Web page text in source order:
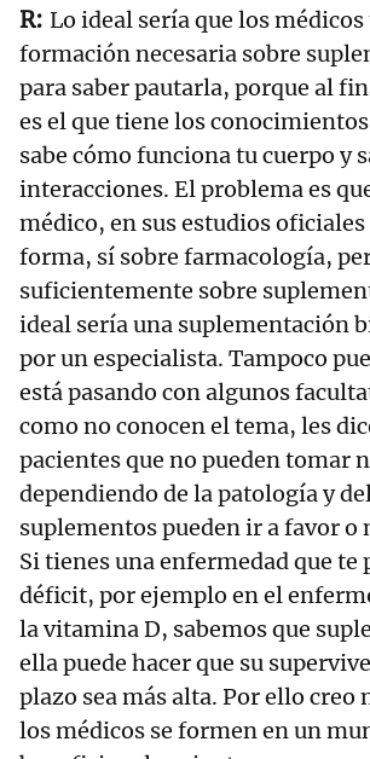
Lo ideal sería que los
formación necesaria sobre
para saber pautarla, porque al
es el que tiene los
sabe cómo funciona tu cuerpo y
interacciones. El problema es
médico, en sus estudios oficiales
forma, sí sobre farmacología,
suficientemente sobre
ideal sería una suplementación
por un especialista. Tampoco
está pasando con algunos
como no conocen el tema, les
pacientes que no pueden tomar
dependiendo de la patología y
suplementos pueden ir a favor o
Si tienes una enfermedad que te
déficit, por ejemplo en el
la vitamina D, sabemos que
ella puede hacer que su
plazo sea más alta. Por ello creo
los médicos se formen en un